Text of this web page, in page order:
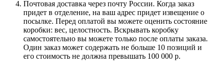
Почтовая доставка через почту России. Когда заказ
придет в отделение, на ваш адрес придет извещение о
посылке. Перед оплатой вы можете оценить состояние
коробки: вес, целостность. Вскрывать коробку
самостоятельно вы можете только после оплаты заказа.
Один заказ может содержать не больше 10 позиций и
его стоимость не должна превышать 100 000 р.